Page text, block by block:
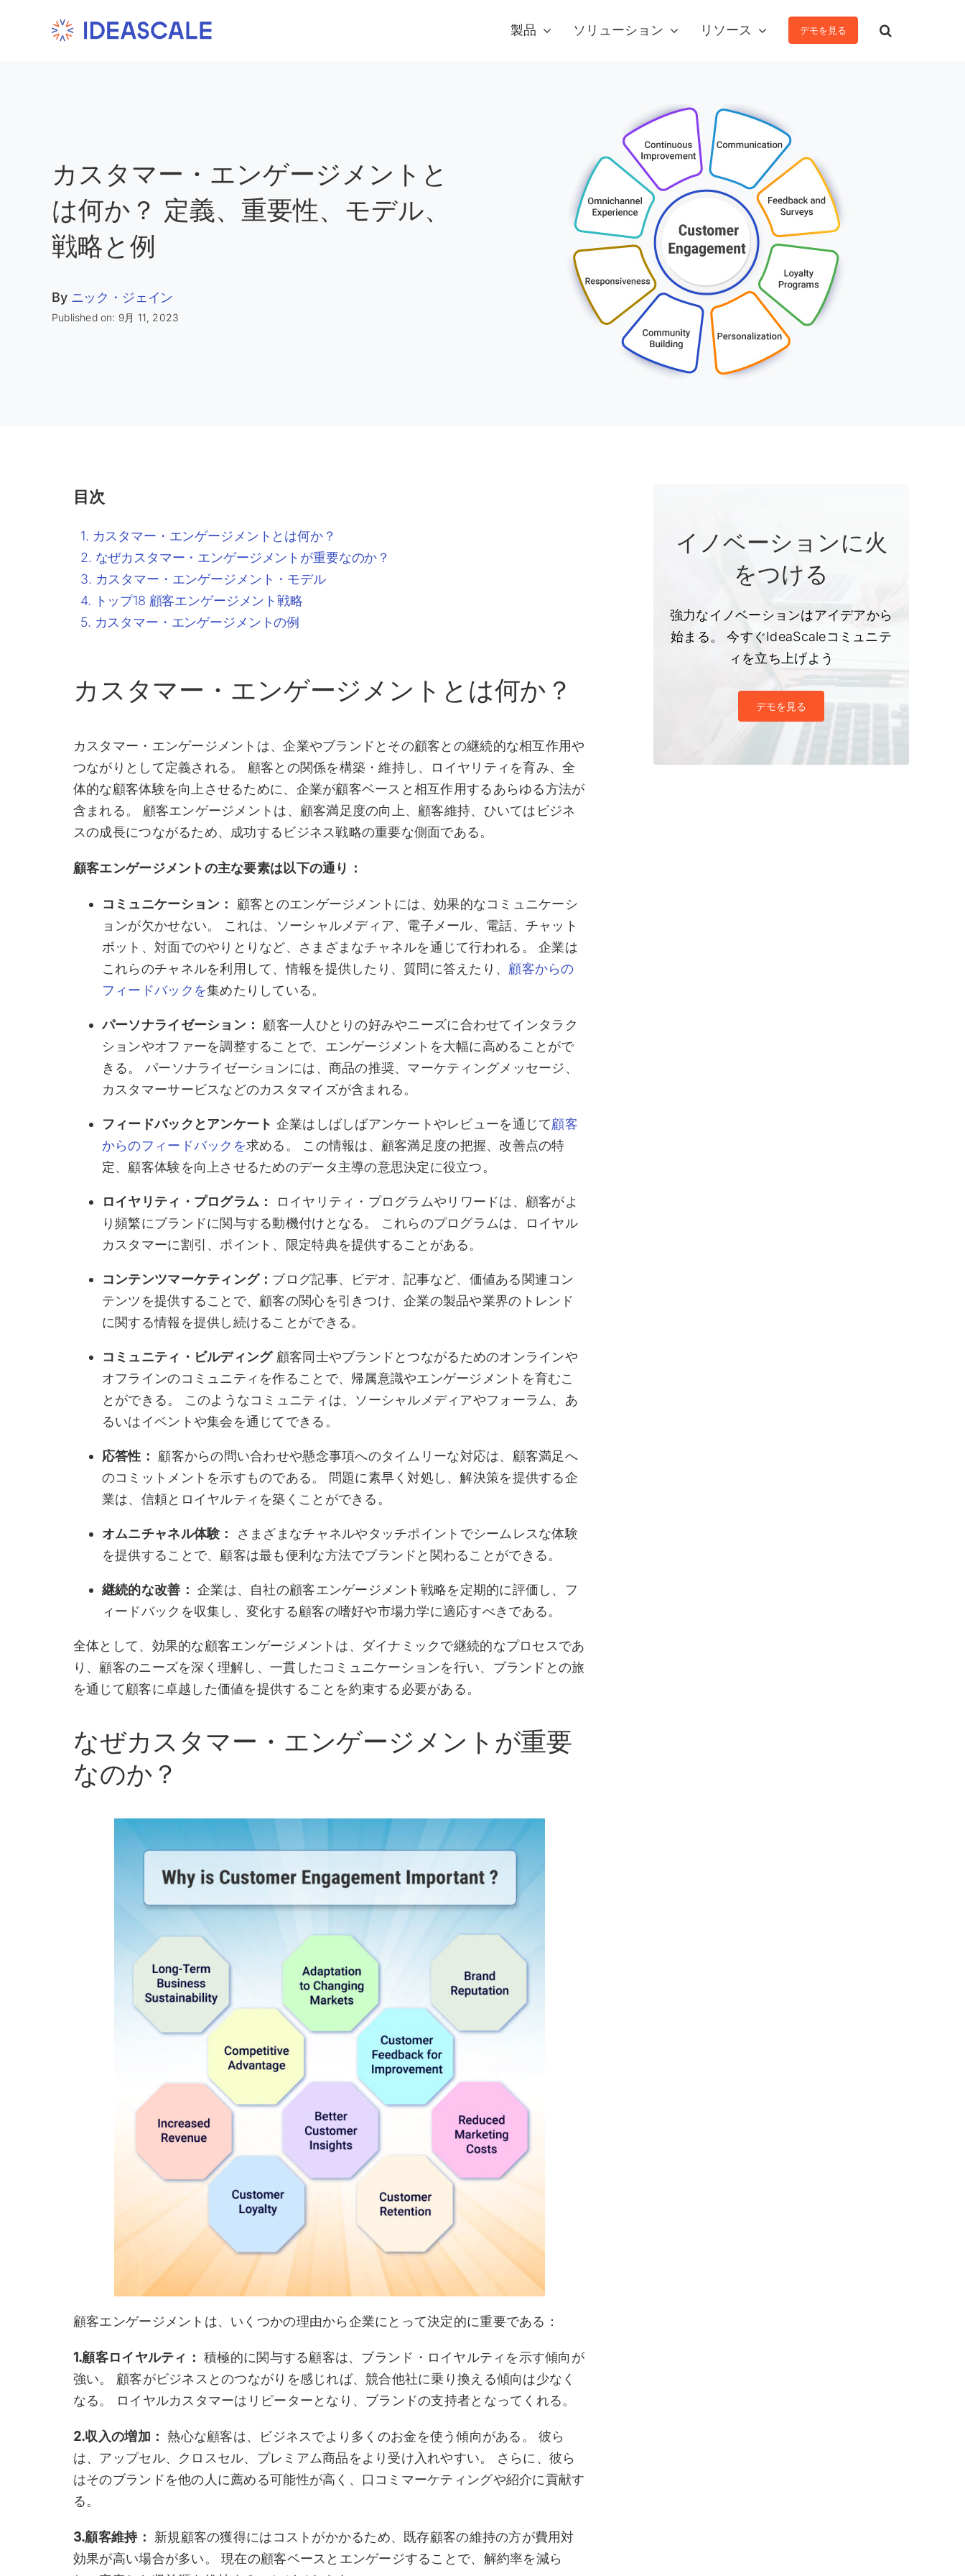
製品 ソリューション リソース デモを見る
カスタマー・エンゲージメントと
は何か？ 定義、重要性、モデル、
戦略と例
By ニック・ジェイン
Published on: 9月 11, 2023
目次
カスタマー・エンゲージメントとは何か？
なぜカスタマー・エンゲージメントが重要なのか？
カスタマー・エンゲージメント・モデル
トップ18 顧客エンゲージメント戦略
カスタマー・エンゲージメントの例
カスタマー・エンゲージメントとは何か？
カスタマー・エンゲージメントは、企業やブランドとその顧客との継続的な相互作用や
つながりとして定義される。 顧客との関係を構築・維持し、ロイヤリティを育み、全
体的な顧客体験を向上させるために、企業が顧客ベースと相互作用するあらゆる方法が
含まれる。 顧客エンゲージメントは、顧客満足度の向上、顧客維持、ひいてはビジネ
スの成長につながるため、成功するビジネス戦略の重要な側面である。
顧客エンゲージメントの主な要素は以下の通り：
コミュニケーション： 顧客とのエンゲージメントには、効果的なコミュニケーシ
ョンが欠かせない。 これは、ソーシャルメディア、電子メール、電話、チャット
ボット、対面でのやりとりなど、さまざまなチャネルを通じて行われる。 企業は
これらのチャネルを利用して、情報を提供したり、質問に答えたり、 顧客からの
フィードバックを集めたりしている。
パーソナライゼーション： 顧客一人ひとりの好みやニーズに合わせてインタラク
ションやオファーを調整することで、エンゲージメントを大幅に高めることがで
きる。 パーソナライゼーションには、商品の推奨、マーケティングメッセージ、
カスタマーサービスなどのカスタマイズが含まれる。
フィードバックとアンケート 企業はしばしばアンケートやレビューを通じて顧客
からのフィードバックを求める。 この情報は、顧客満足度の把握、改善点の特
定、顧客体験を向上させるためのデータ主導の意思決定に役立つ。
ロイヤリティ・プログラム：
ロイヤリティ・プログラムやリワードは、顧客がよ
り頻繁にブランドに関与する動機付けとなる。 これらのプログラムは、ロイヤル
カスタマーに割引、ポイント、限定特典を提供することがある。
コンテンツマーケティング： ブログ記事、ビデオ、記事など、価値ある関連コン
テンツを提供することで、顧客の関心を引きつけ、企業の製品や業界のトレンド
に関する情報を提供し続けることができる。
コミュニティ・ビルディング顧客同士やブランドとつながるためのオンラインや
オフラインのコミュニティを作ることで、帰属意識やエンゲージメントを育むこ
とができる。 このようなコミュニティは、ソーシャルメディアやフォーラム、あ
るいはイベントや集会を通じてできる。
応答性： 顧客からの問い合わせや懸念事項へのタイムリーな対応は、顧客満足へ
のコミットメントを示すものである。 問題に素早く対処し、解決策を提供する企
業は、信頼とロイヤルティを築くことができる。
オムニチャネル体験： さまざまなチャネルやタッチポイントでシームレスな体験
を提供することで、顧客は最も便利な方法でブランドと関わることができる。
継続的な改善：企業は、自社の顧客エンゲージメント戦略を定期的に評価し、フ
ィードバックを収集し、変化する顧客の嗜好や市場力学に適応すべきである。
全体として、効果的な顧客エンゲージメントは、ダイナミックで継続的なプロセスであ
り、顧客のニーズを深く理解し、一貫したコミュニケーションを行い、ブランドとの旅
を通じて顧客に卓越した価値を提供することを約束する必要がある。
なぜカスタマー・エンゲージメントが重要
なのか？
顧客エンゲージメントは、いくつかの理由から企業にとって決定的に重要である：
1.顧客ロイヤルティ： 積極的に関与する顧客は、ブランド・ロイヤルティを示す傾向が
強い。 顧客がビジネスとのつながりを感じれば、競合他社に乗り換える傾向は少なく
なる。 ロイヤルカスタマーはリピーターとなり、ブランドの支持者となってくれる。
2.収入の増加：熱心な顧客は、ビジネスでより多くのお金を使う傾向がある。 彼ら
は、アップセル、クロスセル、プレミアム商品をより受け入れやすい。 さらに、彼ら
はそのブランドを他の人に薦める可能性が高く、口コミマーケティングや紹介に貢献す
る。
3.顧客維持：
新規顧客の獲得にはコストがかかるため、既存顧客の維持の方が費用対
効果が高い場合が多い。 現在の顧客ベースとエンゲージすることで、解約率を減ら
イノベーションに火
をつける
強力なイノベーションはアイデアから
始まる。 今すぐIdeaScaleコミュニテ
ィを立ち上げよう
デモを見る